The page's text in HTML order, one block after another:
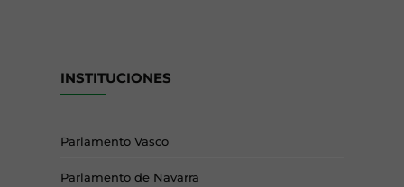
INSTITUCIONES
Parlamento Vasco
Parlamento de Navarra